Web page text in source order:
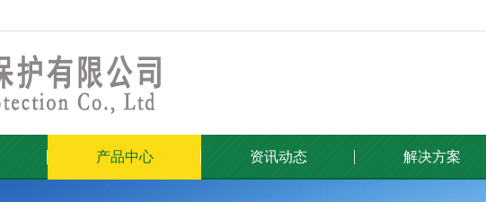
产品中心 资讯动态 解决方案